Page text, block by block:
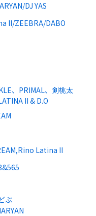
DJ YAS
II/ZEEBRA/DABO
、PRIMAL、剣桃太
II & D.O
Latina II
ぶ